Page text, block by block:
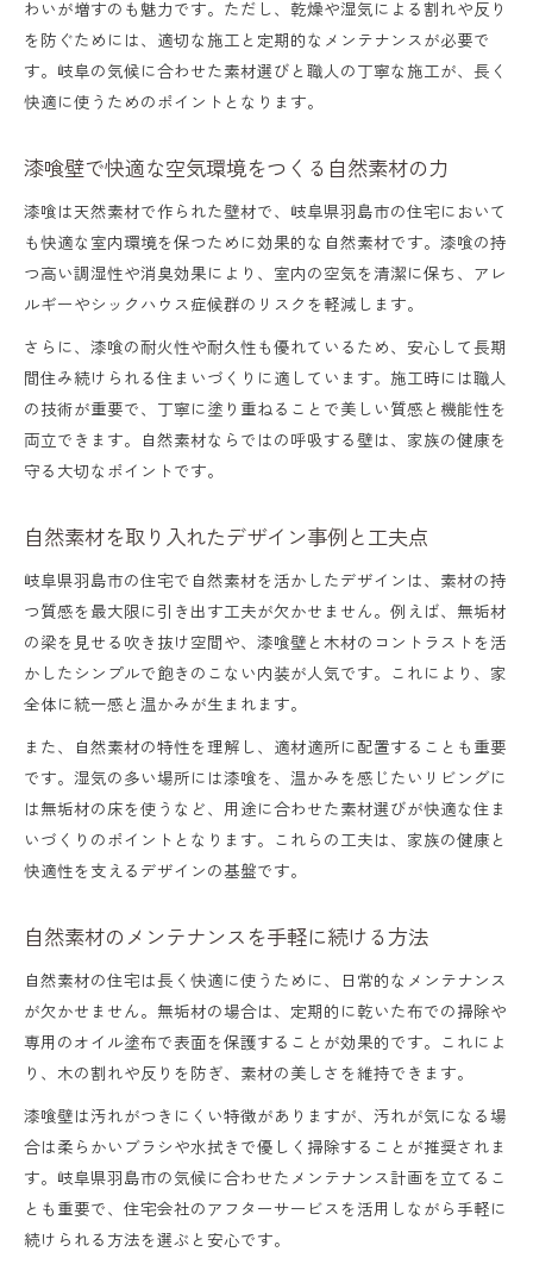
わいが増すのも魅力です。ただし、乾燥や湿気による割れや反り
を防ぐためには、適切な施工と定期的なメンテナンスが必要で
す。岐阜の気候に合わせた素材選びと職人の丁寧な施工が、長く
快適に使うためのポイントとなります。
漆喰壁で快適な空気環境をつくる自然素材の力
漆喰は天然素材で作られた壁材で、岐阜県羽島市の住宅において
も快適な室内環境を保つために効果的な自然素材です。漆喰の持
つ高い調湿性や消臭効果により、室内の空気を清潔に保ち、アレ
ルギーやシックハウス症候群のリスクを軽減します。
さらに、漆喰の耐火性や耐久性も優れているため、安心して長期
間住み続けられる住まいづくりに適しています。施工時には職人
の技術が重要で、丁寧に塗り重ねることで美しい質感と機能性を
両立できます。自然素材ならではの呼吸する壁は、家族の健康を
守る大切なポイントです。
自然素材を取り入れたデザイン事例と工夫点
岐阜県羽島市の住宅で自然素材を活かしたデザインは、素材の持
つ質感を最大限に引き出す工夫が欠かせません。例えば、無垢材
の梁を見せる吹き抜け空間や、漆喰壁と木材のコントラストを活
かしたシンプルで飽きのこない内装が人気です。これにより、家
全体に統一感と温かみが生まれます。
また、自然素材の特性を理解し、適材適所に配置することも重要
です。湿気の多い場所には漆喰を、温かみを感じたいリビングに
は無垢材の床を使うなど、用途に合わせた素材選びが快適な住ま
いづくりのポイントとなります。これらの工夫は、家族の健康と
快適性を支えるデザインの基盤です。
自然素材のメンテナンスを手軽に続ける方法
自然素材の住宅は長く快適に使うために、日常的なメンテナンス
が欠かせません。無垢材の場合は、定期的に乾いた布での掃除や
専用のオイル塗布で表面を保護することが効果的です。これによ
り、木の割れや反りを防ぎ、素材の美しさを維持できます。
漆喰壁は汚れがつきにくい特徴がありますが、汚れが気になる場
合は柔らかいブラシや水拭きで優しく掃除することが推奨されま
す。岐阜県羽島市の気候に合わせたメンテナンス計画を立てるこ
とも重要で、住宅会社のアフターサービスを活用しながら手軽に
続けられる方法を選ぶと安心です。